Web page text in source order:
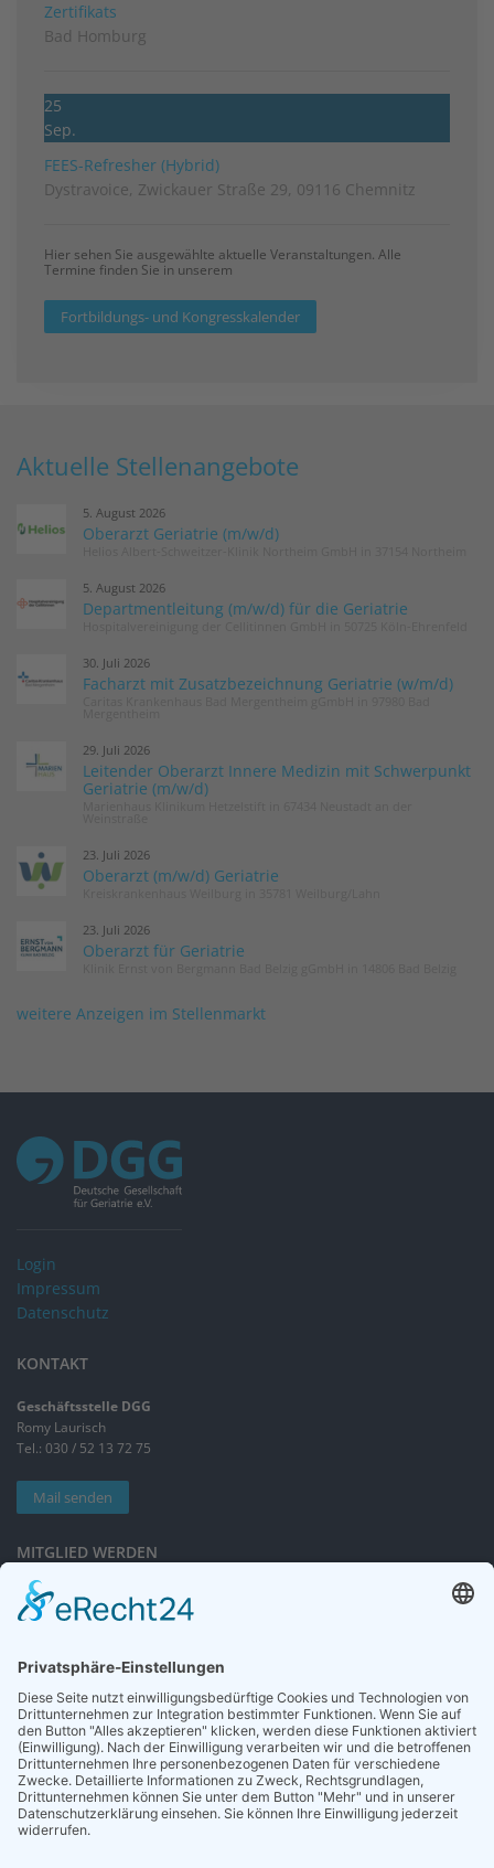
Zertifikats
Bad Homburg
25
Sep.
FEES-Refresher (Hybrid)
Dystravoice, Zwickauer Straße 29, 09116 Chemnitz
Hier sehen Sie ausgewählte aktuelle Veranstaltungen. Alle
Termine finden Sie in unserem
Fortbildungs- und Kongresskalender
Aktuelle Stellenangebote
5. August 2026
Oberarzt Geriatrie (m/w/d)
5. August 2026
Departmentleitung (m/w/d) für die Geriatrie
30. Juli 2026
Facharzt mit Zusatzbezeichnung Geriatrie (w/m/d)
29. Juli 2026
Leitender Oberarzt Innere Medizin mit Schwerpunkt
Geriatrie (m/w/d)
23. Juli 2026
Oberarzt (m/w/d) Geriatrie
23. Juli 2026
Oberarzt für Geriatrie
weitere Anzeigen im Stellenmarkt
Login
Impressum
Datenschutz
KONTAKT
Geschäftsstelle DGG
Romy Laurisch
Tel.: 030 / 52 13 72 75
Mail senden
MITGLIED WERDEN
Sieben gute Gründe
für Ihre Mitgliedschaft
NEWSLETTER
Neuigkeiten rund um die Geriatrie und die DGG – regelmäßig in Ihrem
Postfach.